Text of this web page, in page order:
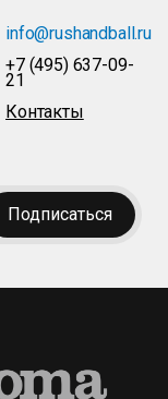
info@rushandball.ru
+7 (495) 637-09-
21
Контакты
Подписаться